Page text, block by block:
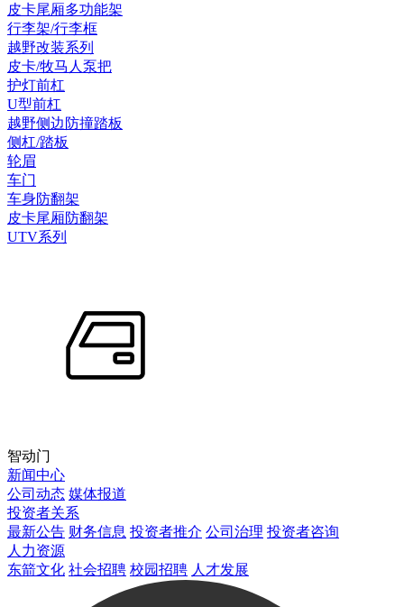
皮卡尾厢多功能架
行李架/行李框
越野改装系列
皮卡/牧马人泵把
护灯前杠
U型前杠
越野侧边防撞踏板
侧杠/踏板
轮眉
车门
车身防翻架
皮卡尾厢防翻架
UTV系列
智动门
新闻中心
公司动态 媒体报道
投资者关系
最新公告 财务信息 投资者推介 公司治理 投资者咨询
人力资源
东箭文化 社会招聘 校园招聘 人才发展